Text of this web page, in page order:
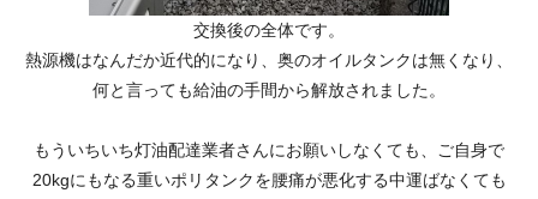
交換後の全体です。
熱源機はなんだか近代的になり、奥のオイルタンクは無くなり、
何と言っても給油の手間から解放されました。
もういちいち灯油配達業者さんにお願いしなくても、ご自身で
20kgにもなる重いポリタンクを腰痛が悪化する中運ばなくても